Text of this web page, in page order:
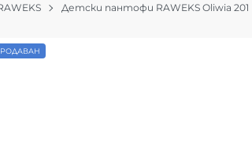
Детски пантофи RAWEKS Oliwia 201